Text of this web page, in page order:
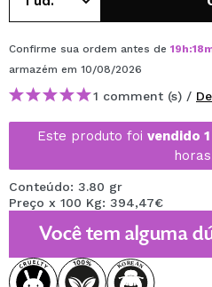
Confirme sua ordem antes de 19h:18
armazém em 10/08/2026
1 comment (s) /
Este produto foi vendido
Conteúdo: 3.80 gr
Preço x 100 Kg: 394,47€
Você tem alguma